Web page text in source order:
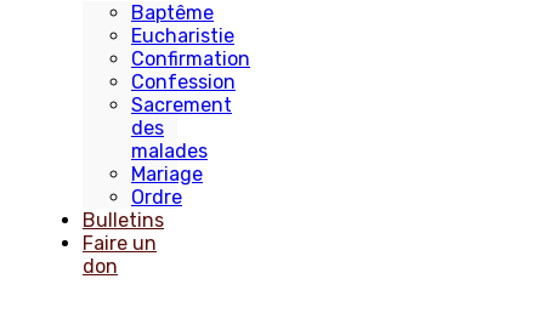
Baptême
Eucharistie
Confirmation
Confession
Sacrement
des
malades
Mariage
Ordre
Bulletins
Faire un
don